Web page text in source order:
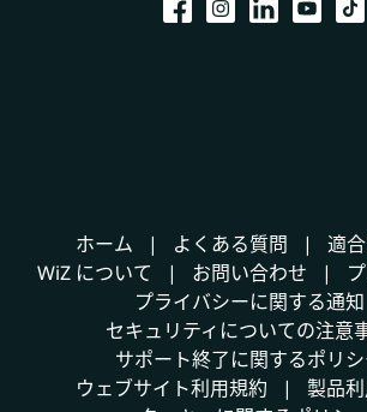
ホーム よくある質問
適
WiZ について
お問い合わせ
プライバシーに関する通知
セキュリティについての注意
サポート終了に関するポリ
ウェブサイト利用規約
製品